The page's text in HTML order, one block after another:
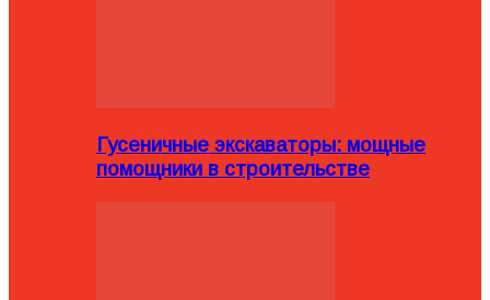
Гусеничные экскаваторы: мощные
помощники в строительстве